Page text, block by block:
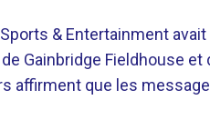
& Entertainment
Gainbridge Fieldhouse
affirment que les